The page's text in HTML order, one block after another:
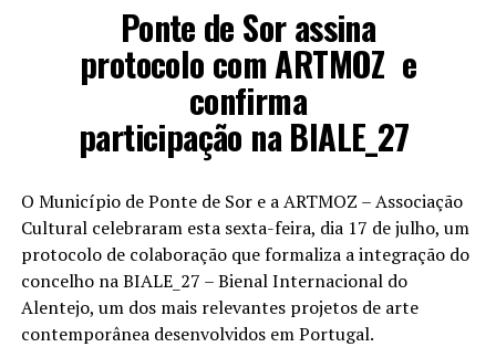
Ponte de Sor assina
protocolo com ARTMOZ e
confirma
participação na BIALE_27
O Município de Ponte de Sor e a ARTMOZ – Associação
Cultural celebraram esta sexta-feira, dia 17 de julho, um
protocolo de colaboração que formaliza a integração do
concelho naBIALE_27 – Bienal Internacional do
Alentejo, um dos mais relevantes projetos de arte
contemporânea desenvolvidos em Portugal.